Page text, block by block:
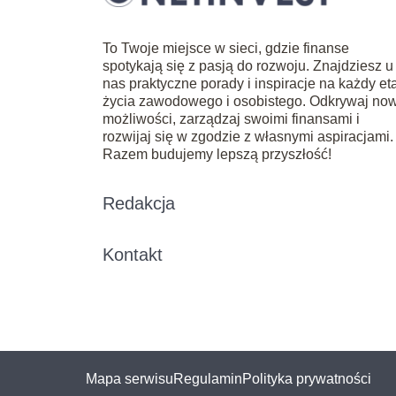
To Twoje miejsce w sieci, gdzie finanse
spotykają się z pasją do rozwoju. Znajdziesz u
nas praktyczne porady i inspiracje na każdy
życia zawodowego i osobistego. Odkrywaj
możliwości, zarządzaj swoimi finansami i
rozwijaj się w zgodzie z własnymi aspiracjami.
Razem budujemy lepszą przyszłość!
Redakcja
Kontakt
Mapa serwisuRegulaminPolityka prywatności